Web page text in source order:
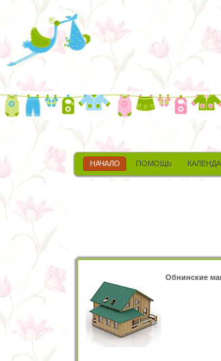
НАЧАЛО ПОМОЩЬ
Обнинские